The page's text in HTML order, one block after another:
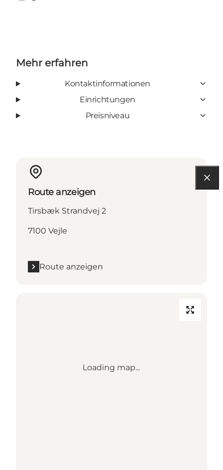
Mehr erfahren
Kontaktinformationen
Einrichtungen
Preisniveau
Route anzeigen
Tirsbæk Strandvej 2
7100 Vejle
Route anzeigen
Loading map...